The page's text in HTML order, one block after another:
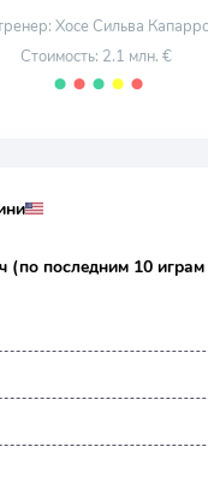
Хосе Сильва
Стоимость: 2.1 млн. €
⬤ ⬤ ⬤ ⬤ ⬤
(по последним 10 играм